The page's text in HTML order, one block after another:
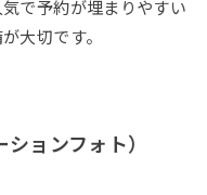
で予約が埋まりやすい
大切です。
ョンフォト）